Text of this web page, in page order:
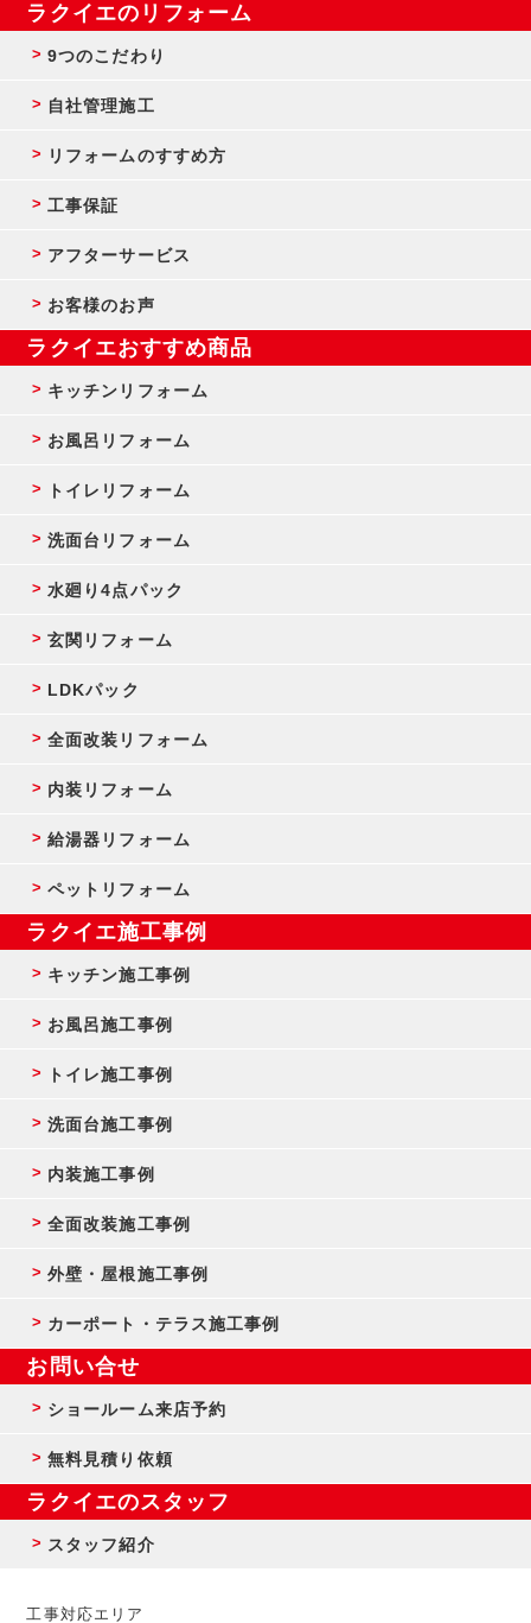
ラクイエのリフォーム
9つのこだわり
自社管理施工
リフォームのすすめ方
工事保証
アフターサービス
お客様のお声
ラクイエおすすめ商品
キッチンリフォーム
お風呂リフォーム
トイレリフォーム
洗面台リフォーム
水廻り4点パック
玄関リフォーム
LDKパック
全面改装リフォーム
内装リフォーム
給湯器リフォーム
ペットリフォーム
ラクイエ施工事例
キッチン施工事例
お風呂施工事例
トイレ施工事例
洗面台施工事例
内装施工事例
全面改装施工事例
外壁・屋根施工事例
カーポート・テラス施工事例
お問い合せ
ショールーム来店予約
無料見積り依頼
ラクイエのスタッフ
スタッフ紹介
工事対応エリア